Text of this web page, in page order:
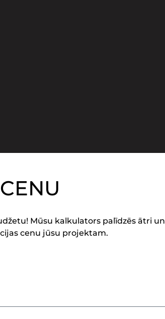
Mūsu kalkulators palīdzēs ātri un
cenu jūsu projektam.